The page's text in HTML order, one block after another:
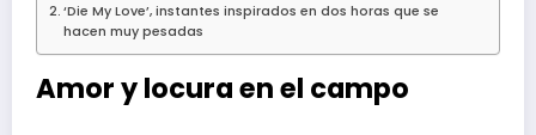
‘Die My Love’, instantes inspirados en dos horas que se
hacen muy pesadas
Amor y locura en el campo